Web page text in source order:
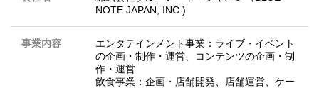
NOTE JAPAN, INC.)
事業内容
エンタテインメント事業：ライブ・イベント
の企画・制作・運営、コンテンツの企画・制
作・運営
飲食事業：企画・店舗開発、店舗運営、ケー